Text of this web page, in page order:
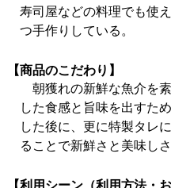
寿司屋などの料理でも使
つ手作りしている。
【商品のこだわり】
朝獲れの新鮮な魚介を
した食感と旨味を出すた
した後に、更に特製タレ
ることで新鮮さと美味し
【利用シーン（利用方法・